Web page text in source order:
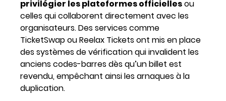
privilégier les plateformes officiellesou
celles qui collaborent directement avec les
organisateurs. Des services comme
TicketSwap ou Reelax Tickets ont mis en place
des systèmes de vérification qui invalident les
anciens codes-barres dès qu’un billet est
revendu, empêchant ainsi les arnaques à la
duplication.